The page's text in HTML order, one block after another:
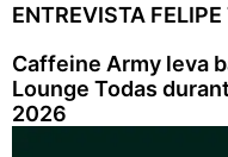
ENTREVISTA
Caffeine Army leva
Lounge Todas
2026